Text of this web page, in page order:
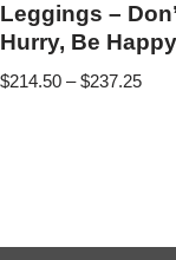
Leggings –
Hurry, Be Happy
$214.50 – $237.25